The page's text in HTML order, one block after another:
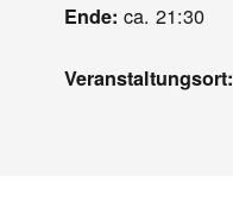
Ende: ca. 21:30
Veranstaltungsort: